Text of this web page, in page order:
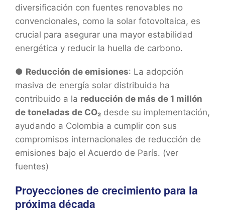
diversificación con fuentes renovables no
convencionales, como la solar fotovoltaica, es
crucial para asegurar una mayor estabilidad
energética y reducir la huella de carbono.
● Reducción de emisiones: La adopción
masiva de energía solar distribuida ha
contribuido a la reducción de más de 1 millón
de toneladas de CO₂ desde su implementación,
ayudando a Colombia a cumplir con sus
compromisos internacionales de reducción de
emisiones bajo el Acuerdo de París. (ver
fuentes)
Proyecciones de crecimiento para la
próxima década